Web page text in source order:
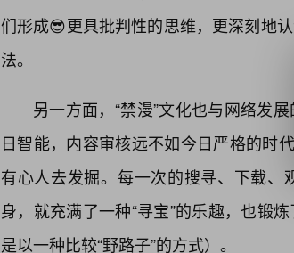
们形成😎更具批判性的思维，更深刻地
法。
另一方面，“禁漫”文化也与网络发
日智能，内容审核远不如今日严格的时
有心人去发掘。每一次的搜寻、下载
身，就充满了一种“寻宝”的乐趣，也锻
是以一种比较“野路子”的方式）。